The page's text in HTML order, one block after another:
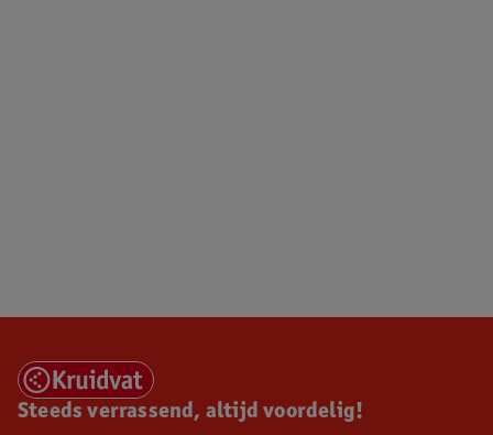
Steeds verrassend, altijd voordelig!